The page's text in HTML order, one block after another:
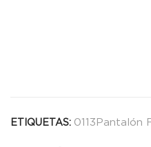
ETIQUETAS: 0113Pantalón